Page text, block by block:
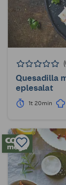
Quesadilla
eplesalat
1t 20min